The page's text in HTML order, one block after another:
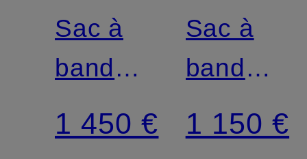
Sac à
bandoulière
MARCIE
1 450 €
Sac à
MARCIE
1 150 €